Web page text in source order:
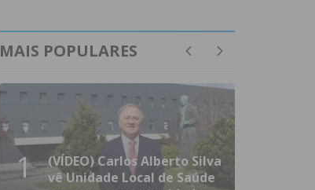
MAIS POPULARES
1
(VÍDEO) Carlos Alberto Silva
vê Unidade Local de Saúde